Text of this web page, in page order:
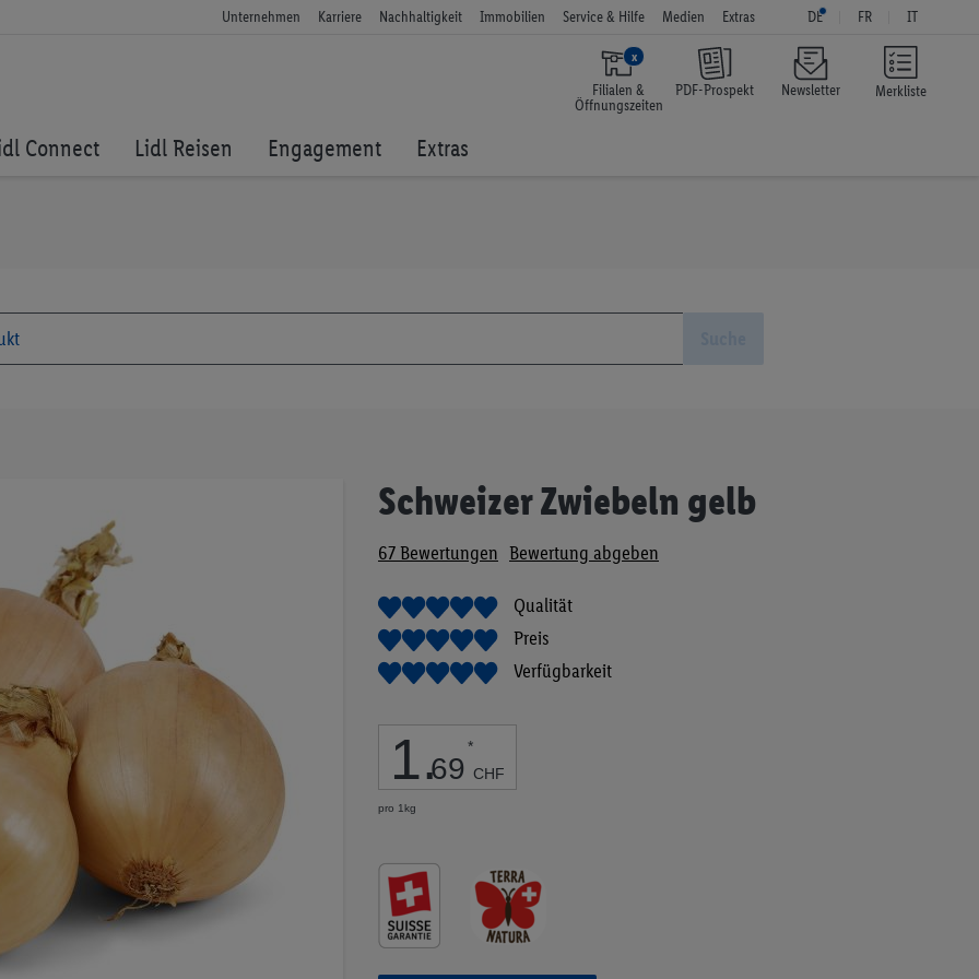
Merkliste
Unternehmen Karriere Nachhaltigkeit Immobilien Service & Hilfe Medien Extras DE FR IT
x
Filialen &
Öffnungszeiten
PDF-Prospekt Newsletter
Connect Lidl Reisen Engagement Extras
Schweizer Zwiebeln gelb
67Bewertungen Bewertung abgeben
Qualität
Preis
Verfügbarkeit
1.69
*
CHF
pro 1kg
Anfang
Bildgalerie